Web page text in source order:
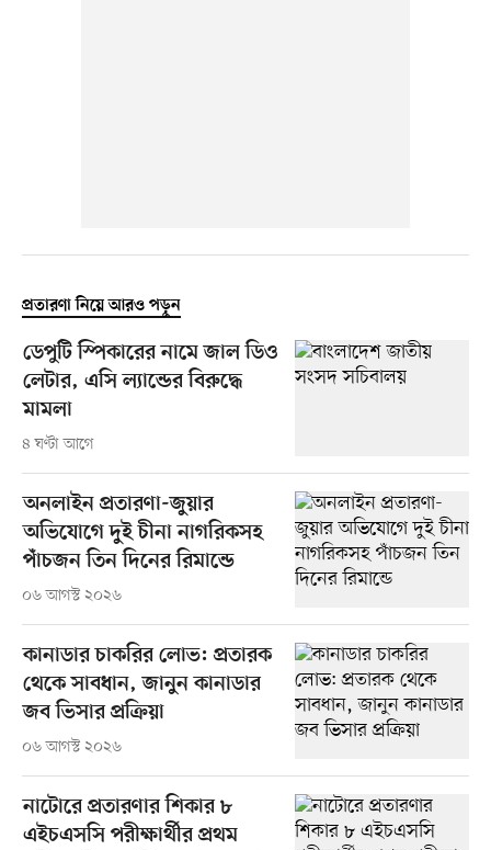
প্রতারণা নিয়ে আরও পড়ুন
ডেপুটি স্পিকারের নামে জাল ডিও
লেটার, এসি ল্যান্ডের বিরুদ্ধে
মামলা
৪ ঘণ্টা আগে
অনলাইন প্রতারণা-জুয়ার
অভিযোগে দুই চীনা নাগরিকসহ
পাঁচজন তিন দিনের রিমান্ডে
০৬ আগস্ট ২০২৬
কানাডার চাকরির লোভ: প্রতারক
থেকে সাবধান, জানুন কানাডার
জব ভিসার প্রক্রিয়া
০৬ আগস্ট ২০২৬
নাটোরে প্রতারণার শিকার ৮
এইচএসসি পরীক্ষার্থীর প্রথম